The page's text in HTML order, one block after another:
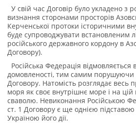
У свій час Договір було укладено з
визнання сторонами просторів
Керченської протоки історичними
буде супроводжувати встановленим
російського державного кордону в
Договору).
Російська Федерація відмовляється
домовленості, тим самим порушуючи
Договору. Натомість розглядає весь
моря як своє внутрішнє море і на цій
сваволю. Невиконання Російською
ст. 1 Договору є ще однією
Україною його дії.